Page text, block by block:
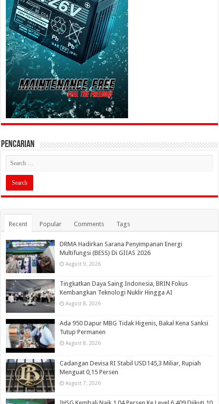
PENCARIAN
Recent Popular Comments Tags
DRMA Hadirkan Sarana Penyimpanan Energi
Multifungsi (BESS) Di GIIAS 2026
August 9, 2026
Tingkatkan Daya Saing Indonesia, BRIN Fokus
Kembangkan Teknologi Nuklir Hingga AI
August 8, 2026
Ada 950 Dapur MBG Tidak Higenis, Bakal Kena Sanksi
Tutup Permanen
August 8, 2026
Cadangan Devisa RI Stabil USD145,3 Miliar, Rupiah
Menguat 0,15 Persen
August 7, 2026